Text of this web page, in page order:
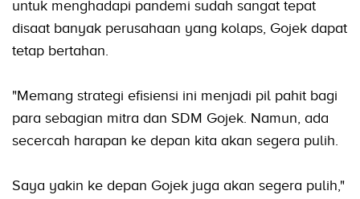
untuk menghadapi pandemi sudah sangat tepat
disaat banyak perusahaan yang kolaps, Gojek dapat
tetap bertahan.
"Memang strategi efisiensi ini menjadi pil pahit bagi
para sebagian mitra dan SDM Gojek. Namun, ada
secercah harapan ke depan kita akan segera pulih.
Saya yakin ke depan Gojek juga akan segera pulih,"